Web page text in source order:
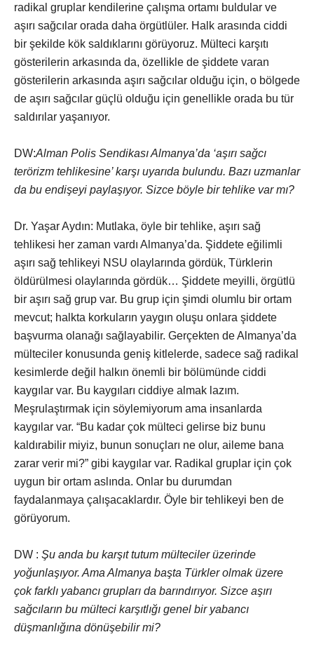
radikal gruplar kendilerine çalışma ortamı buldular ve
aşırı sağcılar orada daha örgütlüler. Halk arasında ciddi
bir şekilde kök saldıklarını görüyoruz. Mülteci karşıtı
gösterilerin arkasında da, özellikle de şiddete varan
gösterilerin arkasında aşırı sağcılar olduğu için, o bölgede
de aşırı sağcılar güçlü olduğu için genellikle orada bu tür
saldırılar yaşanıyor.
DW:Alman Polis Sendikası Almanya’da ‘aşırı sağcı
terörizm tehlikesine’ karşı uyarıda bulundu. Bazı uzmanlar
da bu endişeyi paylaşıyor. Sizce böyle bir tehlike var mı?
Dr. Yaşar Aydın: Mutlaka, öyle bir tehlike, aşırı sağ
tehlikesi her zaman vardı Almanya’da. Şiddete eğilimli
aşırı sağ tehlikeyi NSU olaylarında gördük, Türklerin
öldürülmesi olaylarında gördük… Şiddete meyilli, örgütlü
bir aşırı sağ grup var. Bu grup için şimdi olumlu bir ortam
mevcut; halkta korkuların yaygın oluşu onlara şiddete
başvurma olanağı sağlayabilir. Gerçekten de Almanya’da
mülteciler konusunda geniş kitlelerde, sadece sağ radikal
kesimlerde değil halkın önemli bir bölümünde ciddi
kaygılar var. Bu kaygıları ciddiye almak lazım.
Meşrulaştırmak için söylemiyorum ama insanlarda
kaygılar var. “Bu kadar çok mülteci gelirse biz bunu
kaldırabilir miyiz, bunun sonuçları ne olur, aileme bana
zarar verir mi?” gibi kaygılar var. Radikal gruplar için çok
uygun bir ortam aslında. Onlar bu durumdan
faydalanmaya çalışacaklardır. Öyle bir tehlikeyi ben de
görüyorum.
DW : Şu anda bu karşıt tutum mülteciler üzerinde
yoğunlaşıyor. Ama Almanya başta Türkler olmak üzere
çok farklı yabancı grupları da barındırıyor. Sizce aşırı
sağcıların bu mülteci karşıtlığı genel bir yabancı
düşmanlığına dönüşebilir mi?